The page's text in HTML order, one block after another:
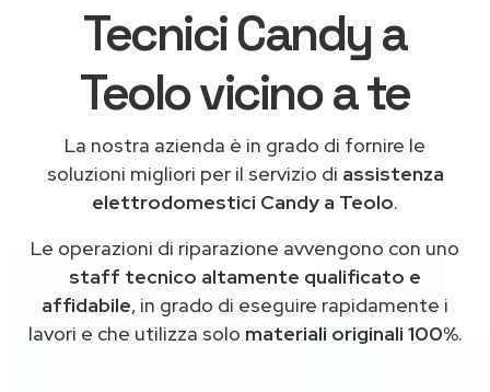
Tecnici Candy a
Teolo vicino a te
La nostra azienda è in grado di fornire le
soluzioni migliori per il servizio di assistenza
elettrodomestici Candy a Teolo.
Le operazioni di riparazione avvengono con uno
staff tecnico altamente qualificato e
affidabile, in grado di eseguire rapidamente i
lavori e che utilizza solo materiali originali 100%.